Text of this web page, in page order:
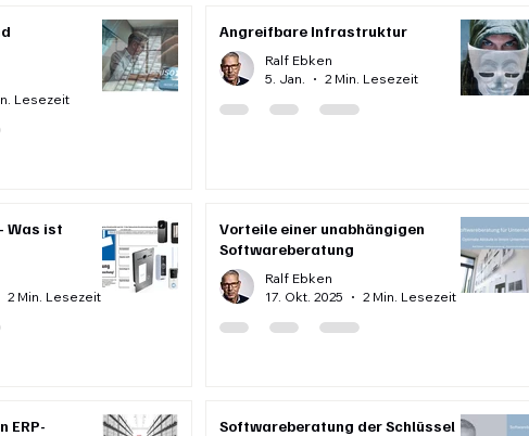
Lesezeit
Angreifbare Infrastruktur
Ralf Ebken
5. Jan.
2 Min. Lesezeit
Was ist
2 Min. Lesezeit
Vorteile einer unabhängigen
Softwareberatung
Ralf Ebken
17. Okt. 2025
2 Min. Lesezeit
ERP-
Softwareberatung der Schlüssel